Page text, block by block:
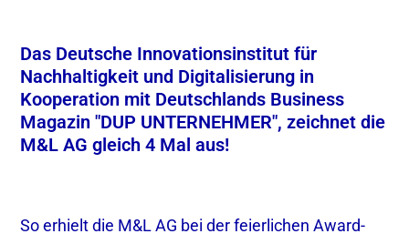
Das Deutsche Innovationsinstitut für
Nachhaltigkeit und Digitalisierung in
Kooperation mit Deutschlands Business
Magazin "DUP UNTERNEHMER", zeichnet die
M&L AG gleich 4 Mal aus!
So erhielt die M&L AG bei der feierlichen Award-